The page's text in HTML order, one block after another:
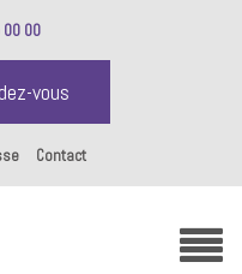
00 00
vous
Contact